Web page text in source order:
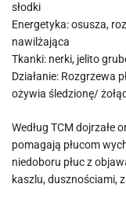
słodki
Energetyka: osusza,
nawilżająca
Tkanki: nerki, jelito
Działanie: Rozgrzewa
ożywia śledzionę/
Według TCM dojrzałe
pomagają płucom
niedoboru płuc z
kaszlu, dusznościami,